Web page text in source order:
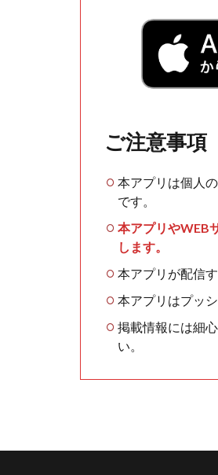
ご注意事項
本アプリは個人
です。
本アプリやWEB
します。
本アプリが配信
本アプリはプッ
掲載情報には細
い。